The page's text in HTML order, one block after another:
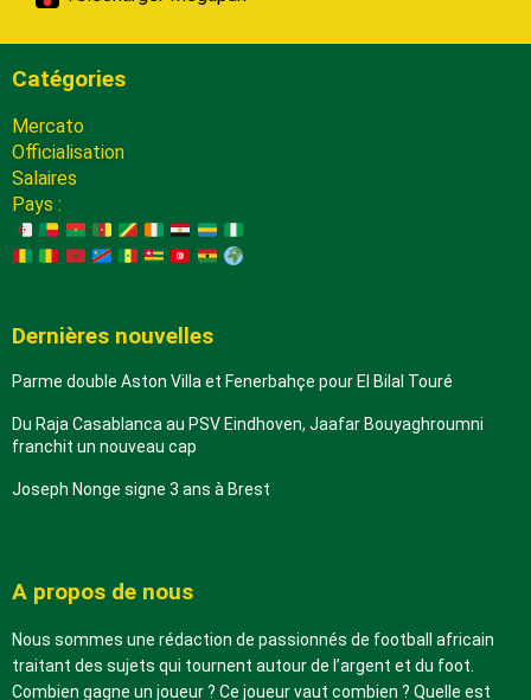
Catégories
Mercato
Officialisation
Salaires
Pays :
Dernières nouvelles
Parme double Aston Villa et Fenerbahçe pour El Bilal Touré
Du Raja Casablanca au PSV Eindhoven, Jaafar Bouyaghroumni
franchit un nouveau cap
Joseph Nonge signe 3 ans à Brest
A propos de nous
Nous sommes une rédaction de passionnés de football africain
traitant des sujets qui tournent autour de l’argent et du foot.
Combien gagne un joueur ? Ce joueur vaut combien ? Quelle est